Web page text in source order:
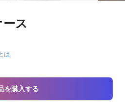
ス
は
を購入する